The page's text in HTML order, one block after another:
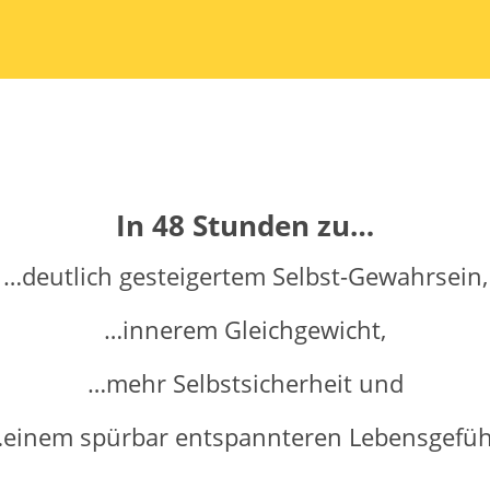
In 48 Stunden zu…
…deutlich gesteigertem Selbst-Gewahrsein,
…innerem Gleichgewicht,
…mehr Selbstsicherheit und
spürbar entspannteren